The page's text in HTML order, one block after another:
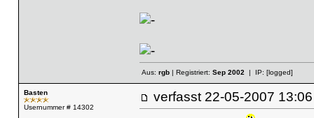
Aus: rgb| Registriert: Sep 2002| IP: [logged]
Basten
Usernummer # 14302
verfasst 22-05-2007